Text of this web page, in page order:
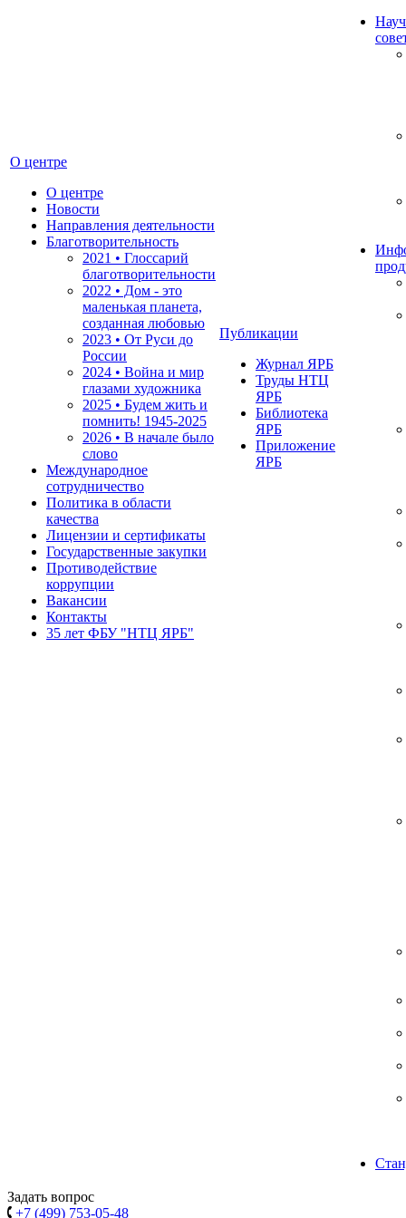
О центре
О центре
Новости
Направления деятельности
Благотворительность
2021 • Глоссарий
благотворительности
2022 • Дом - это
маленькая планета,
созданная любовью
2023 • От Руси до
России
2024 • Война и мир
глазами художника
2025 • Будем жить и
помнить! 1945-2025
2026 • В начале было
слово
Международное
сотрудничество
Политика в области
качества
Лицензии и сертификаты
Государственные закупки
Противодействие
коррупции
Вакансии
Контакты
35 лет ФБУ "НТЦ ЯРБ"
Публикации
Журнал ЯРБ
Труды НТЦ
ЯРБ
Библиотека
ЯРБ
Приложение
ЯРБ
Задать вопрос
+7 (499) 753-05-48